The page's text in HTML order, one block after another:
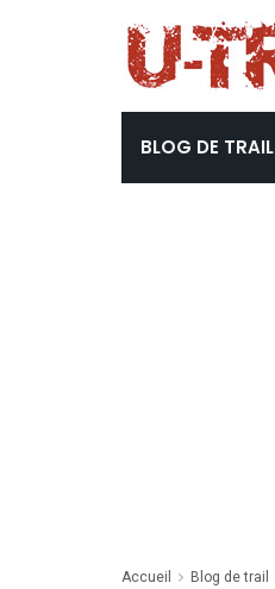
BLOG DE TRAIL
Accueil Blog de trail